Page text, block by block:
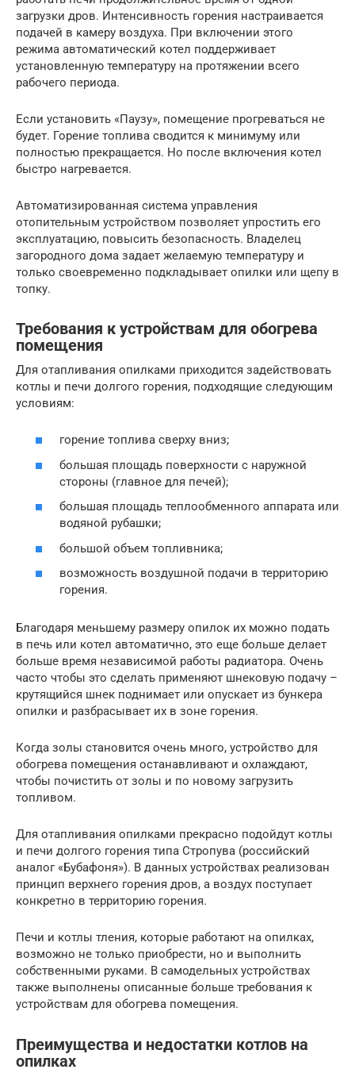
загрузки дров. Интенсивность горения настраивается
подачей в камеру воздуха. При включении этого
режима автоматический котел поддерживает
установленную температуру на протяжении всего
рабочего периода.
Если установить «Паузу», помещение прогреваться не
будет. Горение топлива сводится к минимуму или
полностью прекращается. Но после включения котел
быстро нагревается.
Автоматизированная система управления
отопительным устройством позволяет упростить его
эксплуатацию, повысить безопасность. Владелец
загородного дома задает желаемую температуру и
только своевременно подкладывает опилки или щепу в
топку.
Требования к устройствам для обогрева
помещения
Для отапливания опилками приходится задействовать
котлы и печи долгого горения, подходящие следующим
условиям:
горение топлива сверху вниз;
большая площадь поверхности с наружной
стороны (главное для печей);
большая площадь теплообменного аппарата или
водяной рубашки;
большой объем топливника;
возможность воздушной подачи в территорию
горения.
Благодаря меньшему размеру опилок их можно подать
в печь или котел автоматично, это еще больше делает
больше время независимой работы радиатора. Очень
часто чтобы это сделать применяют шнековую подачу –
крутящийся шнек поднимает или опускает из бункера
опилки и разбрасывает их в зоне горения.
Когда золы становится очень много, устройство для
обогрева помещения останавливают и охлаждают,
чтобы почистить от золы и по новому загрузить
топливом.
Для отапливания опилками прекрасно подойдут котлы
и печи долгого горения типа Стропува (российский
аналог «Бубафоня»). В данных устройствах реализован
принцип верхнего горения дров, а воздух поступает
конкретно в территорию горения.
Печи и котлы тления, которые работают на опилках,
возможно не только приобрести, но и выполнить
собственными руками. В самодельных устройствах
также выполнены описанные больше требования к
устройствам для обогрева помещения.
Преимущества и недостатки котлов на
опилках